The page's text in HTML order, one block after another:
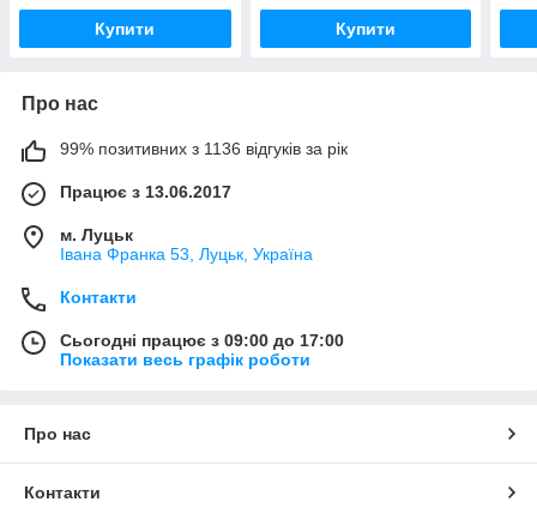
Купити Купити
Про нас
99% позитивних з 1136 відгуків за рік
Працює з 13.06.2017
м. Луцьк
Івана Франка 53, Луцьк, Україна
Контакти
Сьогодні працює з 09:00 до 17:00
Показати весь графік роботи
Про нас
Контакти